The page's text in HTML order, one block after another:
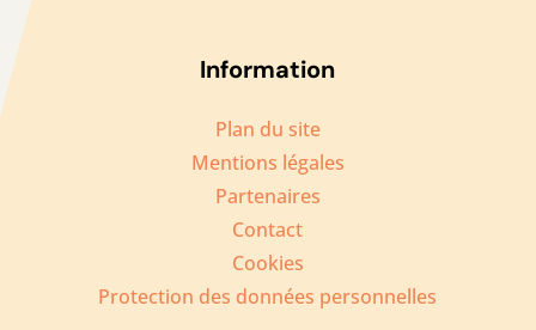
Information
Plan du site
Mentions légales
Partenaires
Contact
Cookies
Protection des données personnelles